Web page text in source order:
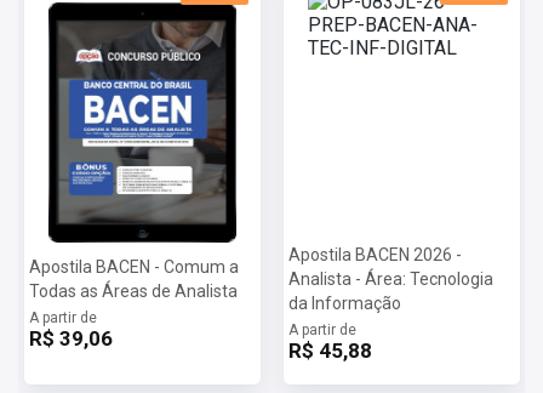
Apostila BACEN - Comum a
Todas as Áreas de Analista
A partir de
R$ 39,06
Apostila BACEN 2026 -
Analista - Área: Tecnologia
da Informação
A partir de
R$ 45,88